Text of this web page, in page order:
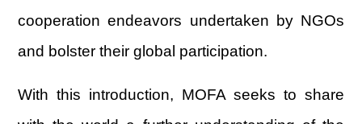
cooperation endeavors undertaken by NGOs
and bolster their global participation.
With this introduction, MOFA seeks to share